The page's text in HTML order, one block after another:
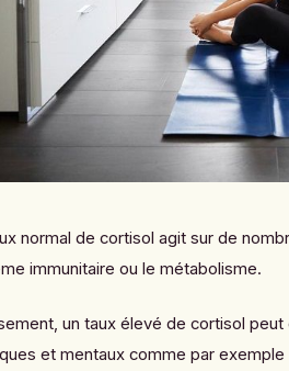
normal de cortisol agit sur de
immunitaire ou le métabolisme.
un taux élevé de cortisol
et mentaux comme par exemple